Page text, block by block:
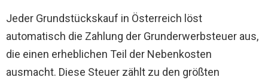
Jeder Grundstückskauf in Österreich löst
automatisch die Zahlung der Grunderwerbsteuer aus,
die einen erheblichen Teil der Nebenkosten
ausmacht. Diese Steuer zählt zu den größten